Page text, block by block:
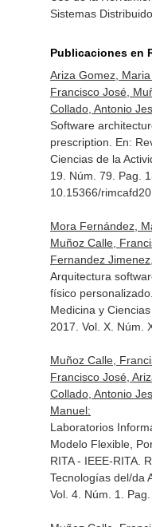
Sistemas
Publicaciones en
Ariza Gomez,
Francisco José,
Collado, Antonio
Software
prescription. En:
Ciencias de la
19. Núm. 79. Pag.
10.15366/
Mora Fernández,
Muñoz Calle,
Fernandez
Arquitectura
físico personalizado.
Medicina y
2017. Vol. X. Núm.
Muñoz Calle,
Francisco José,
Collado, Antonio
Manuel:
Laboratorios
Modelo Flexible,
RITA - IEEE-RITA.
Tecnologías del/da
Vol. 4. Núm. 1.